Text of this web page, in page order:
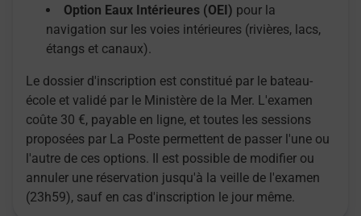
Option Eaux Intérieures (OEI) pour la
navigation sur les voies intérieures (rivières, lacs,
étangs et canaux).
Le dossier d'inscription est constitué par le bateau-
école et validé par le Ministère de la Mer. L'examen
coûte 30 €, payable en ligne, et toutes les sessions
proposées par La Poste permettent de passer l'une ou
l'autre de ces options. Il est possible de modifier ou
annuler une réservation jusqu'à la veille de l'examen
(23h59), sauf en cas d'inscription le jour même.